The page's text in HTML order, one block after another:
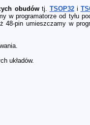
obudówtj. TSOP32i
w programatorze od tyłu
pin umieszczamy w
układów.